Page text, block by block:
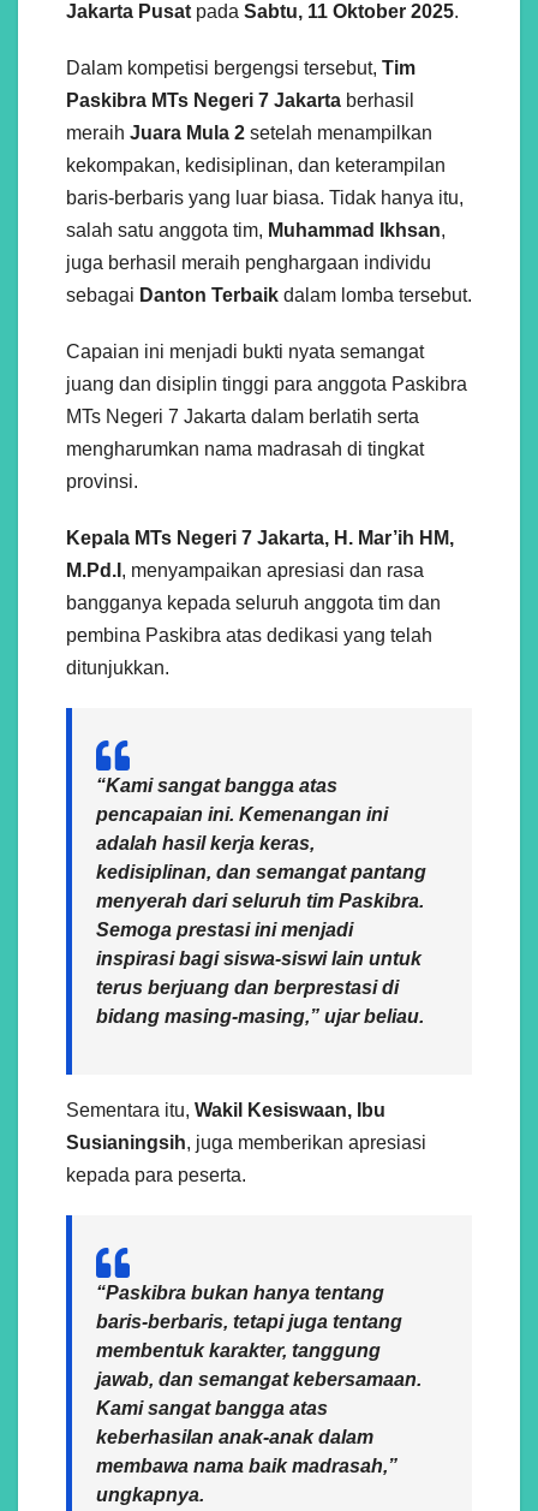
Jakarta Pusat pada Sabtu, 11 Oktober 2025.
Dalam kompetisi bergengsi tersebut, Tim
Paskibra MTs Negeri 7 Jakarta berhasil
meraih Juara Mula 2 setelah menampilkan
kekompakan, kedisiplinan, dan keterampilan
baris-berbaris yang luar biasa. Tidak hanya itu,
salah satu anggota tim, Muhammad Ikhsan,
juga berhasil meraih penghargaan individu
sebagai Danton Terbaik dalam lomba tersebut.
Capaian ini menjadi bukti nyata semangat
juang dan disiplin tinggi para anggota Paskibra
MTs Negeri 7 Jakarta dalam berlatih serta
mengharumkan nama madrasah di tingkat
provinsi.
Kepala MTs Negeri 7 Jakarta, H. Mar’ih HM,
M.Pd.I , menyampaikan apresiasi dan rasa
bangganya kepada seluruh anggota tim dan
pembina Paskibra atas dedikasi yang telah
ditunjukkan.
“Kami sangat bangga atas
pencapaian ini. Kemenangan ini
adalah hasil kerja keras,
kedisiplinan, dan semangat pantang
menyerah dari seluruh tim Paskibra.
Semoga prestasi ini menjadi
inspirasi bagi siswa-siswi lain untuk
terus berjuang dan berprestasi di
bidang masing-masing,” ujar beliau.
Sementara itu, Wakil Kesiswaan, Ibu
Susianingsih, juga memberikan apresiasi
kepada para peserta.
“Paskibra bukan hanya tentang
baris-berbaris, tetapi juga tentang
membentuk karakter, tanggung
jawab, dan semangat kebersamaan.
Kami sangat bangga atas
keberhasilan anak-anak dalam
membawa nama baik madrasah,”
ungkapnya.